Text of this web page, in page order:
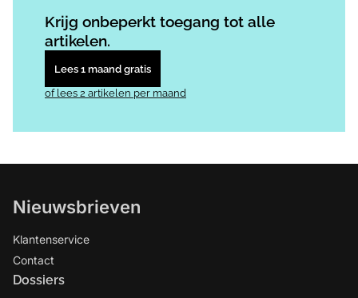
Krijg onbeperkt toegang tot alle
artikelen.
Lees 1 maand gratis
of lees 2 artikelen per maand
Nieuwsbrieven
Klantenservice
Contact
Dossiers